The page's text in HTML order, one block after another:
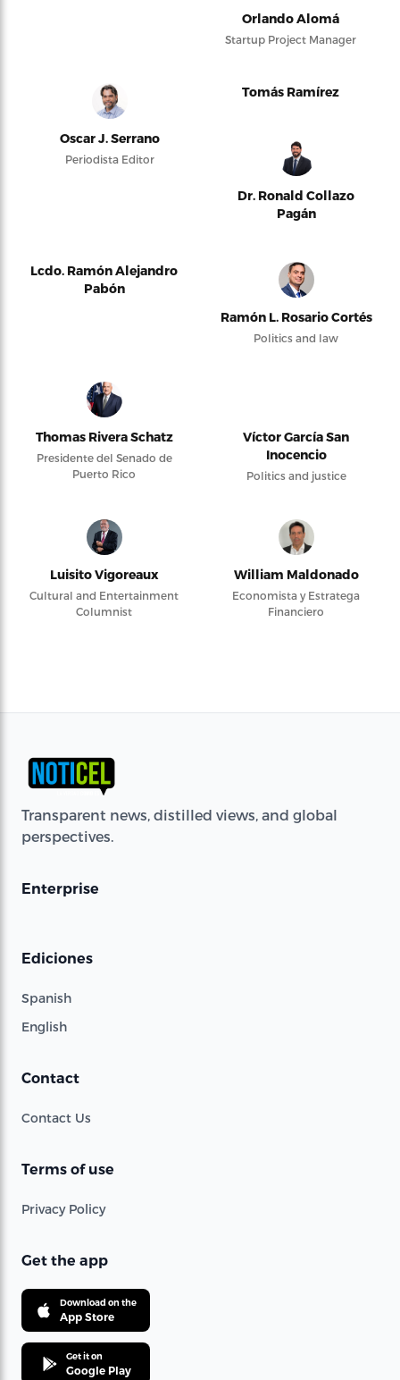
Orlando Alomá
Startup Project Manager
Oscar J. Serrano
Periodista Editor
Tomás Ramírez
Dr. Ronald Collazo
Pagán
Lcdo. Ramón Alejandro
Pabón
Ramón L. Rosario Cortés
Politics and law
Thomas Rivera Schatz
Presidente del Senado de
Puerto Rico
Víctor García San
Inocencio
Politics and justice
Luisito Vigoreaux
Cultural and Entertainment
Columnist
William Maldonado
Economista y Estratega
Financiero
Transparent news, distilled views, and global
perspectives.
Enterprise
Ediciones
Spanish
English
Contact
Contact Us
Terms of use
Privacy Policy
Get the app
Download on the
App Store
Get it on
Google Play